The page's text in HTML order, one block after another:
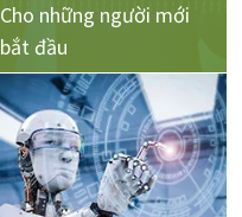
Cho những người mới
bắt đầu